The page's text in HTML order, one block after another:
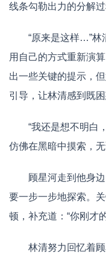
线条勾勒出力的分解过
“原来是这样…”林
用自己的方式重新演
出一些关键的提示，
引导，让林清感到既困
“我还是想不明白
仿佛在黑暗中摸索，
顾星河走到他身
要一步一步地探索。
顿，补充道：“你刚才
林清努力回忆着